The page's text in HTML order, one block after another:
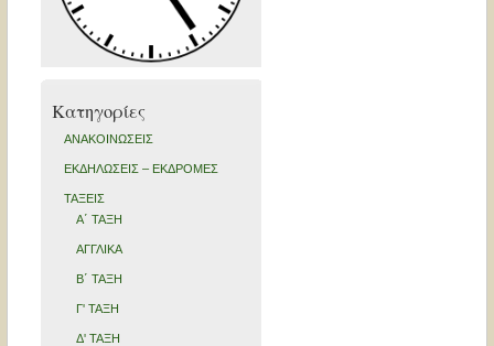
Kατηγορίες
ΑΝΑΚΟΙΝΩΣΕΙΣ
ΕΚΔΗΛΩΣΕΙΣ – ΕΚΔΡΟΜΕΣ
ΤΑΞΕΙΣ
Α΄ ΤΑΞΗ
ΑΓΓΛΙΚΑ
Β΄ ΤΑΞΗ
Γ' ΤΑΞΗ
Δ' ΤΑΞΗ